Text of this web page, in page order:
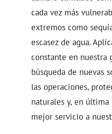
cada vez más
extremos como
escasez de agua.
constante en nuestra
búsqueda de nuevas
las operaciones,
naturales y, en
mejor servicio a